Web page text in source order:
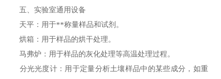
五、实验室通用设备
天平：用于**称量样品和试剂。
烘箱：用于样品的烘干处理。
马弗炉：用于样品的灰化处理等高温处理过程。
分光光度计：用于定量分析土壤样品中的某些成分，如重